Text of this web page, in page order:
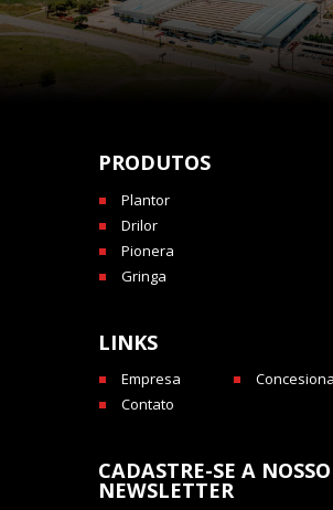
PRODUTOS
Plantor
Drilor
Pionera
Gringa
LINKS
Empresa
Contato
CADASTRE-SE A NOSSO
NEWSLETTER